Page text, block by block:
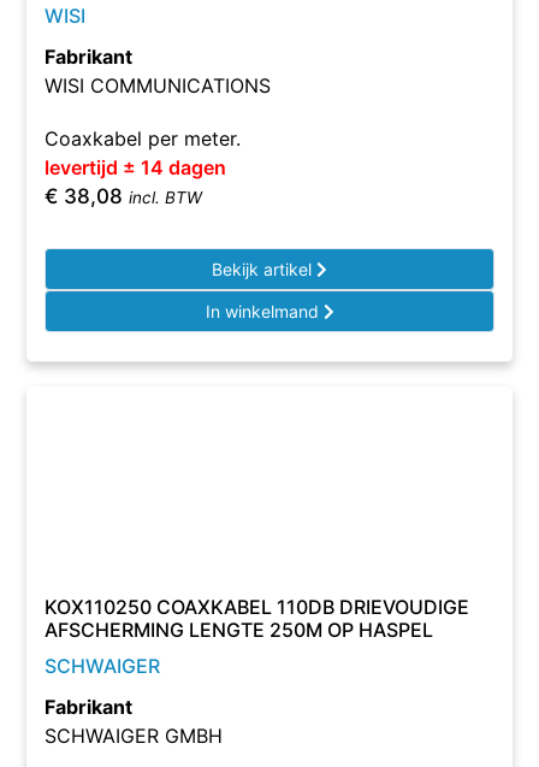
WISI
Fabrikant
WISI COMMUNICATIONS
Coaxkabel per meter.
levertijd ± 14 dagen
€ 38,08 incl. BTW
Bekijk artikel
In winkelmand
KOX110250 COAXKABEL 110DB DRIEVOUDIGE
AFSCHERMING LENGTE 250M OP HASPEL
SCHWAIGER
Fabrikant
SCHWAIGER GMBH